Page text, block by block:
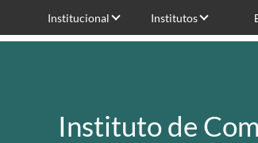
Institucional Institutos
Instituto de